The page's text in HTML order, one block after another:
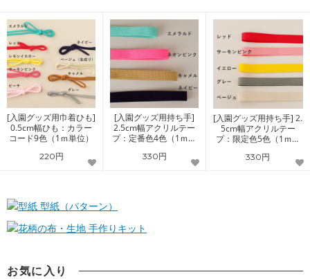
[入園グッズ用巾着ひも]
0.5cm幅ひも：カラー
コード9色（1ｍ単位）
220円
[入園グッズ用持ち手]
2.5cm幅アクリルテー
プ：定番色4色（1ｍ単
330円
[入園グッズ用持ち手] 2.
5cm幅アクリルテー
プ：限定色5色（1ｍ単
330円
型紙（パターン）
手作りキット
お気に入り